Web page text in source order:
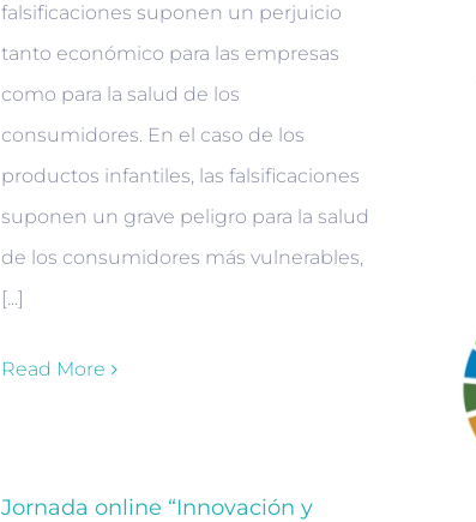
falsificaciones suponen un perjuicio
tanto económico para las empresas
como para la salud de los
consumidores. En el caso de los
productos infantiles, las falsificaciones
suponen un grave peligro para la salud
de los consumidores más vulnerables,
[...]
Read More
Jornada online “Innovación y